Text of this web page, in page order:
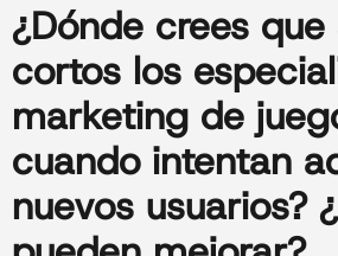
¿Dónde crees
cortos los
marketing de
cuando intentan
nuevos usuarios?